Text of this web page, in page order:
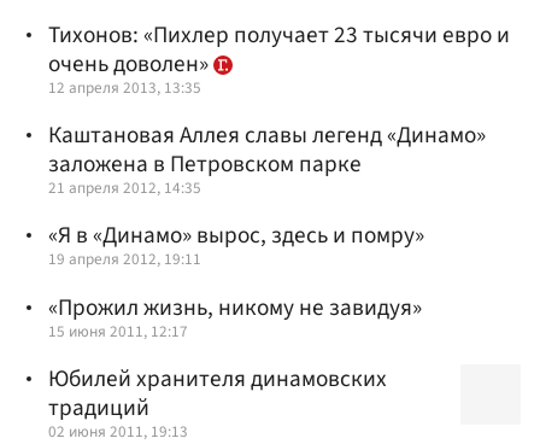
Тихонов: «Пихлер получает 23 тысячи евро и
очень доволен»
12 апреля 2013, 13:35
Каштановая Аллея славы легенд «Динамо»
заложена в Петровском парке
21 апреля 2012, 14:35
«Я в «Динамо» вырос, здесь и помру»
19 апреля 2012, 19:11
«Прожил жизнь, никому не завидуя»
15 июня 2011, 12:17
Юбилей хранителя динамовских
традиций
02 июня 2011, 19:13